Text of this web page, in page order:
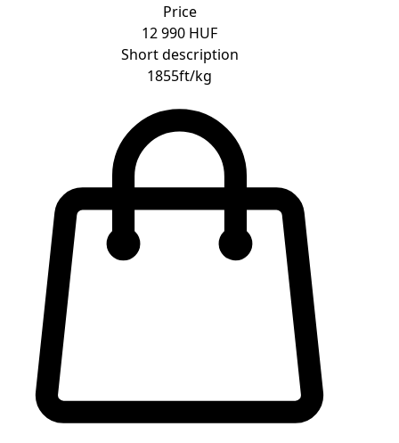
Price
12 990 HUF
Short description
1855ft/kg